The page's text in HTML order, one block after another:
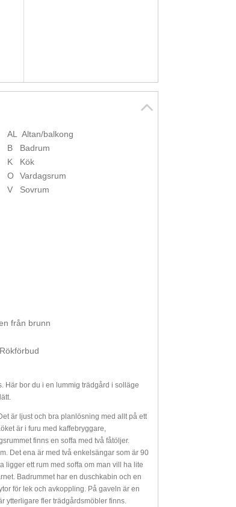
AL
Altan/balkong
B
Badrum
K
Kök
O
Vardagsrum
V
Sovrum
från brunn
Här bor du i en lummig trädgård i solläge
är ljust och bra planlösning med allt på ett
är i furu med kaffebryggare,
finns en soffa med två fåtöljer.
Det ena är med två enkelsängar som är 90
ligger ett rum med soffa om man vill ha lite
Badrummet har en duschkabin och en
för lek och avkoppling. På gaveln är en
ytterligare fler trädgårdsmöbler finns.